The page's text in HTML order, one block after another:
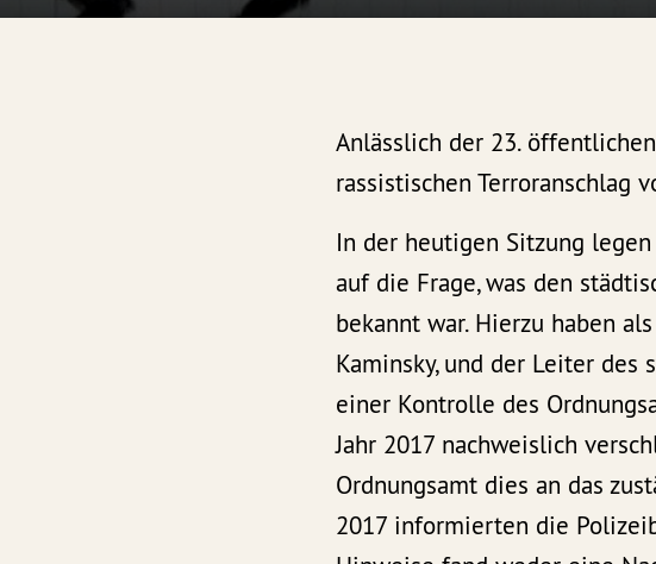
Anlässlich der 23.
rassistischen Terroranschlag
In der heutigen Sitzung
auf die Frage, was den
bekannt war. Hierzu haben
Kaminsky, und der Leiter des
einer Kontrolle des
Jahr 2017 nachweislich
Ordnungsamt dies an das
2017 informierten die